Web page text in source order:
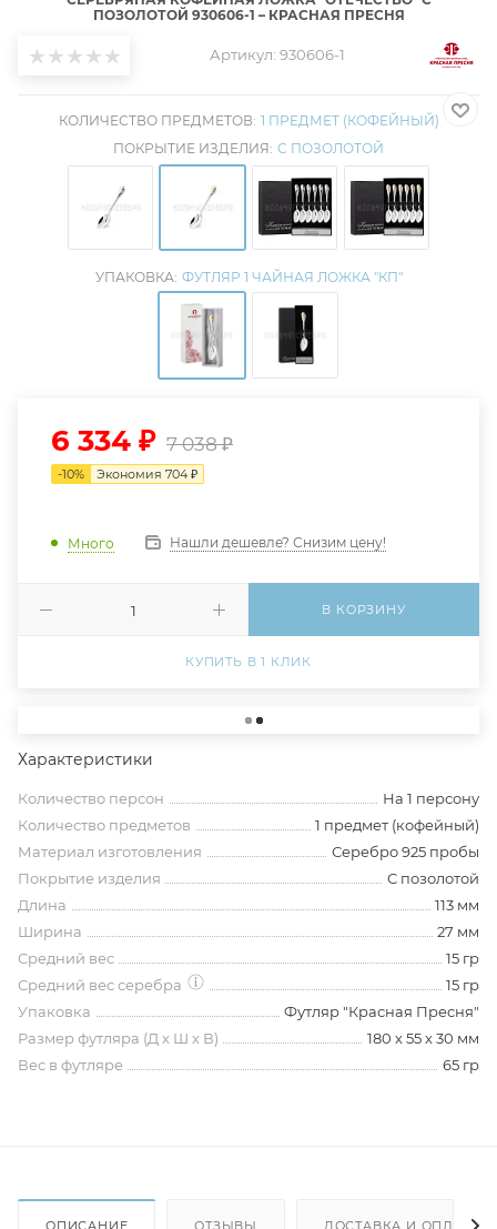
ПОЗОЛОТОЙ 930606-1 – КРАСНАЯ ПРЕСНЯ
Артикул: 930606-1
КОЛИЧЕСТВО ПРЕДМЕТОВ: 1 ПРЕДМЕТ (КОФЕЙНЫЙ)
ПОКРЫТИЕ ИЗДЕЛИЯ: С ПОЗОЛОТОЙ
УПАКОВКА: ФУТЛЯР 1 ЧАЙНАЯ ЛОЖКА "КП"
6 334 ₽ 7 038₽
-10% Экономия 704 ₽
Много Нашли дешевле? Снизим цену!
В КОРЗИНУ
КУПИТЬ В 1 КЛИК
Характеристики
Количество персон
На 1 персону
Количество предметов
1 предмет (кофейный)
Материал изготовления
Серебро 925 пробы
Покрытие изделия
С позолотой
Длина
113 мм
Ширина
27 мм
Средний вес
15 гр
Средний вес серебра
15 гр
Упаковка
Футляр "Красная Пресня"
Размер футляра (Д х Ш х В)
180 х 55 х 30 мм
Вес в футляре
65 гр
ОПИСАНИЕ ОТЗЫВЫ ДОСТАВКА И ОПЛАТА